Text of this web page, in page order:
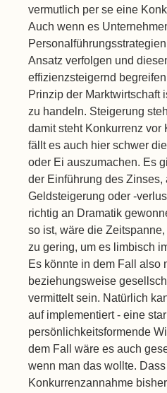
vermutlich per se eine
Auch wenn es
Ansatz verfolgen und
effizienzsteigernd
Prinzip der Marktwirtschaft
zu handeln. Steigerung
damit steht Konkurrenz vor
fällt es auch hier schwer
oder Ei auszumachen. Es
der Einführung des
Geldsteigerung oder -
richtig an Dramatik
so ist, wäre die
zu gering, um es limbisch
Es könnte in dem Fall also
beziehungsweise
vermittelt sein. Natürlich
auf implementiert - eine
persönlichkeitsformende
dem Fall wäre es auch
wenn man das wollte.
Konkurrenzannahme